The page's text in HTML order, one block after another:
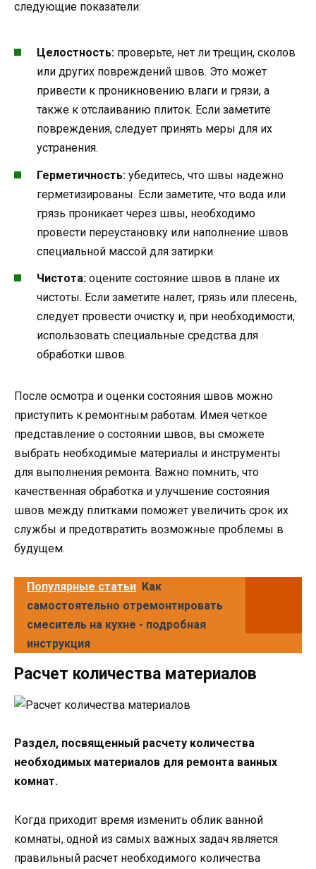
следующие показатели:
Целостность: проверьте, нет ли трещин, сколов
или других повреждений швов. Это может
привести к проникновению влаги и грязи, а
также к отслаиванию плиток. Если заметите
повреждения, следует принять меры для их
устранения.
Герметичность: убедитесь, что швы надежно
герметизированы. Если заметите, что вода или
грязь проникает через швы, необходимо
провести переустановку или наполнение швов
специальной массой для затирки.
Чистота: оцените состояние швов в плане их
чистоты. Если заметите налет, грязь или плесень,
следует провести очистку и, при необходимости,
использовать специальные средства для
обработки швов.
После осмотра и оценки состояния швов можно
приступить к ремонтным работам. Имея четкое
представление о состоянии швов, вы сможете
выбрать необходимые материалы и инструменты
для выполнения ремонта. Важно помнить, что
качественная обработка и улучшение состояния
швов между плитками поможет увеличить срок их
службы и предотвратить возможные проблемы в
будущем.
Популярные статьи Как
самостоятельно отремонтировать
смеситель на кухне - подробная
инструкция
Расчет количества материалов
Раздел, посвященный расчету количества
необходимых материалов для ремонта ванных
комнат.
Когда приходит время изменить облик ванной
комнаты, одной из самых важных задач является
правильный расчет необходимого количества